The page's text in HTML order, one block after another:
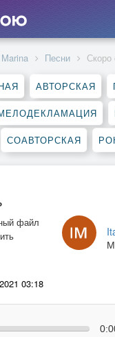
Песни Скоро
АВТОРСКАЯ
СОАВТОРСКАЯ
файл
03:18